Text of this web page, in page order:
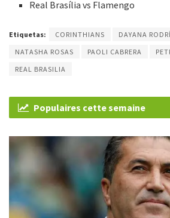
Real Brasília vs Flamengo
Etiquetas: CORINTHIANS
DAYANA
NATASHA ROSAS
PAOLI CABRERA
REAL BRASILIA
Populaires cette semaine